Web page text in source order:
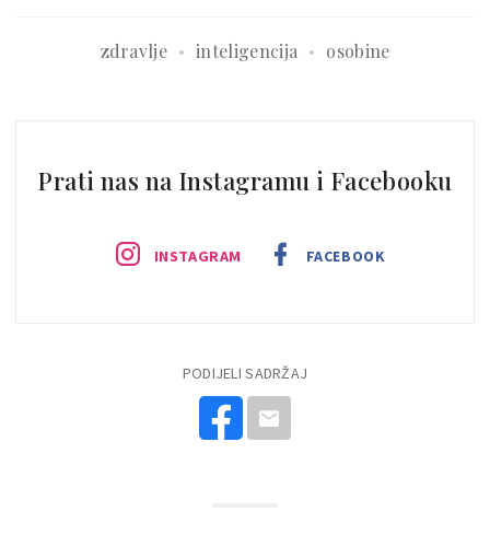
zdravlje inteligencija osobine
Prati nas na Instagramu i Facebooku
INSTAGRAM FACEBOOK
PODIJELI SADRŽAJ